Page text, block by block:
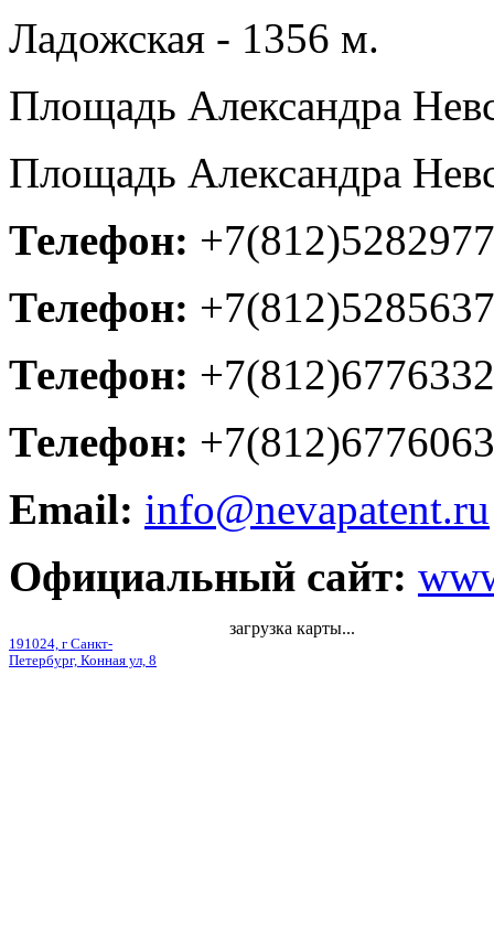
Ладожская - 1356 м.
Площадь Александра
Площадь Александра
Телефон: +7(812)5282977
Телефон: +7(812)5285637
Телефон:
Телефон:
Email: info@nevapatent.ru
Официальный сайт:
191024, г Санкт-
Петербург, Конная ул, 8
загрузка карты...